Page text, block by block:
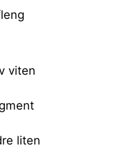
viten
liten